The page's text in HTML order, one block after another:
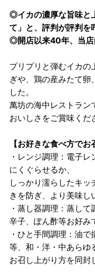
◎イカの濃厚な旨味と
て」と、評判が評判を
◎開店以来40年、当店
プリプリと弾むイカの
ぎや、鶏の産みたて卵
した。
萬坊の海中レストラン
おいしさをご賞味くだ
【お好きな食べ方でお
・レンジ調理：電子
にくぐらせるか、
しっかり濡らしたキ
きを防ぎ、より美味し
・蒸し器調理：蒸して
辛子、ぽん酢等お好み
・ひと手間調理：油
等、和・洋・中あらゆ
お召し上がり方を同封